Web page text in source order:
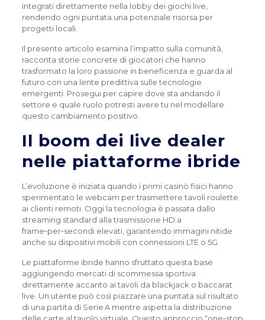
integrati direttamente nella lobby dei giochi live,
rendendo ogni puntata una potenziale risorsa per
progetti locali.
Il presente articolo esamina l’impatto sulla comunità,
racconta storie concrete di giocatori che hanno
trasformato la loro passione in beneficenza e guarda al
futuro con una lente predittiva sulle tecnologie
emergenti. Prosegui per capire dove sta andando il
settore e quale ruolo potresti avere tu nel modellare
questo cambiamento positivo.
Il boom dei live dealer
nelle piattaforme ibride
L’evoluzione è iniziata quando i primi casinò fisici hanno
sperimentato le webcam per trasmettere tavoli roulette
ai clienti remoti. Oggi la tecnologia è passata dallo
streaming standard alla trasmissione HD a
frame‑per‑secondi elevati, garantendo immagini nitide
anche su dispositivi mobili con connessioni LTE o 5G.
Le piattaforme ibride hanno sfruttato questa base
aggiungendo mercati di scommessa sportiva
direttamente accanto ai tavoli da blackjack o baccarat
live. Un utente può così piazzare una puntata sul risultato
di una partita di Serie A mentre aspetta la distribuzione